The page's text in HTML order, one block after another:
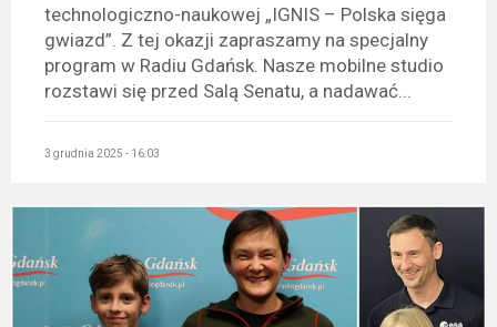
technologiczno-naukowej „IGNIS – Polska sięga
gwiazd”. Z tej okazji zapraszamy na specjalny
program w Radiu Gdańsk. Nasze mobilne studio
rozstawi się przed Salą Senatu, a nadawać...
3 grudnia 2025 - 16:03